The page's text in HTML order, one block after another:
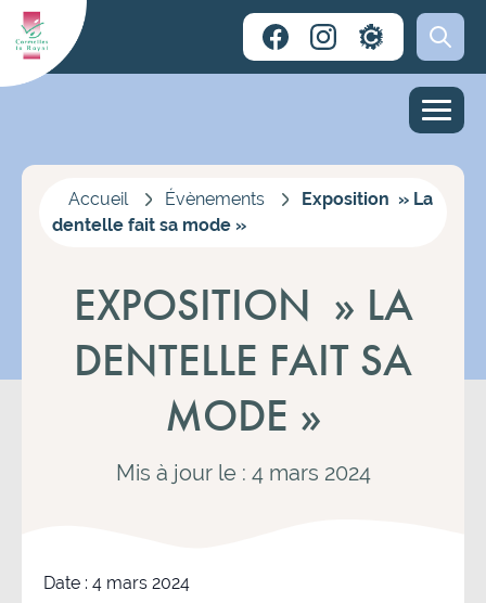
Accueil Évènements
Exposition » La
dentelle fait sa mode »
EXPOSITION » LA
DENTELLE FAIT SA
MODE »
Mis à jour le : 4 mars 2024
Date : 4 mars 2024